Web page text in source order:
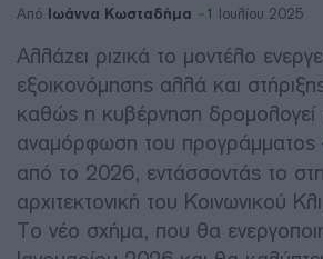
Από Ιωάννα Κωσταδήμα 1 Ιουλίου 2025
Αλλάζει ριζικά το μοντέλο
εξοικονόμησης αλλά και
καθώς η κυβέρνηση δρομολογεί
αναμόρφωση του προγράμματος
από το 2026, εντάσσοντάς το
αρχιτεκτονική του Κοινωνικού
Το νέο σχήμα, που θα